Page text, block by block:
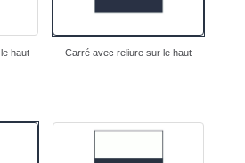
haut Carré avec reliure sur le haut